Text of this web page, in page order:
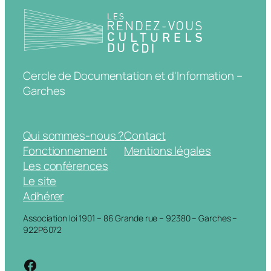
Cercle de Documentation et d'Information –
Garches
Qui sommes-nous ?
Fonctionnement
Les conférences
Le site
Adhérer
Contact
Mentions légales
Association loi 1901 – 86 Grande rue – 92380 – Garches –
922P6072
https://www.facebook.com/